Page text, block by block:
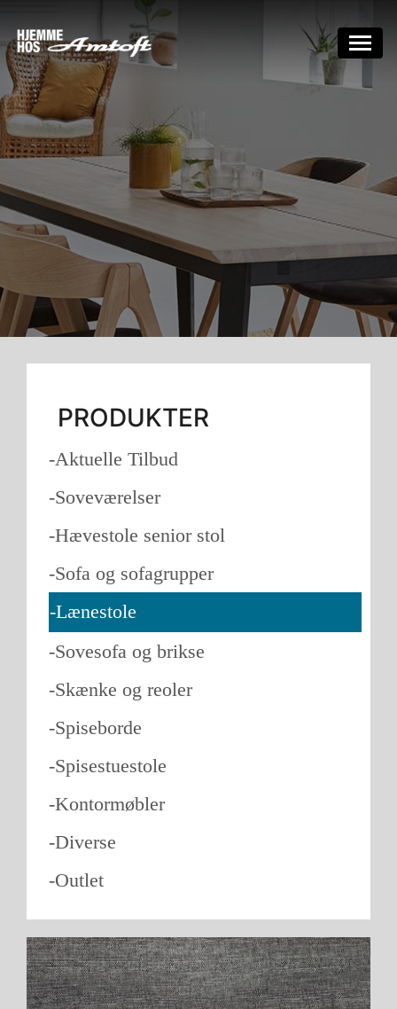
PRODUKTER
-Aktuelle Tilbud
-Soveværelser
-Hævestole senior stol
-Sofa og sofagrupper
-Lænestole
-Sovesofa og brikse
-Skænke og reoler
-Spiseborde
-Spisestuestole
-Kontormøbler
-Diverse
-Outlet